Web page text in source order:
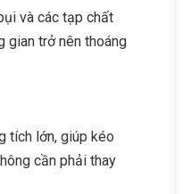
và các tạp chất
gian trở nên thoáng
tích lớn, giúp kéo
cần phải thay